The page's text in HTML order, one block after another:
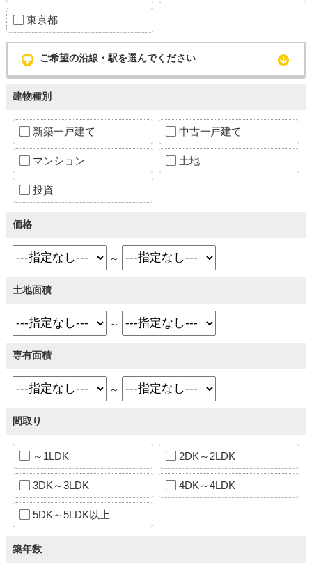
東京都
ご希望の沿線・駅を選んでください
建物種別
新築一戸建て 中古一戸建て
マンション 土地
投資
価格
～
土地面積
～
専有面積
～
間取り
～1LDK 2DK～2LDK
3DK～3LDK 4DK～4LDK
5DK～5LDK以上
築年数